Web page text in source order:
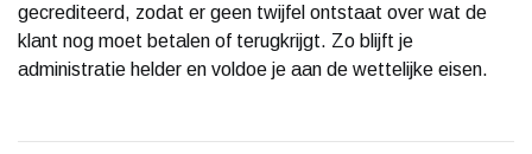
gecrediteerd, zodat er geen twijfel ontstaat over wat de
klant nog moet betalen of terugkrijgt. Zo blijft je
administratie helder en voldoe je aan de wettelijke eisen.